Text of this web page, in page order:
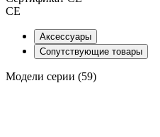
CE
Аксессуары
Сопутствующие товары
Модели серии (59)